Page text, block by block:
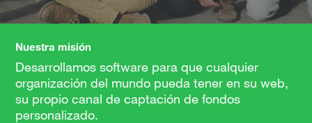
Nuestra misión
Desarrollamos software para que cualquier
organización del mundo pueda tener en su web,
su propio canal de captación de fondos
personalizado.